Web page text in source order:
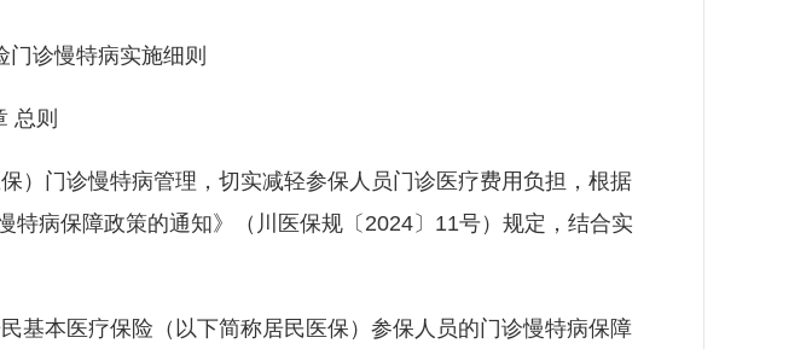
诊慢特病实施细则
总则
门诊慢特病管理，切实减轻参保人员门诊医疗费用负担，根据
特病保障政策的通知》（川医保规〔2024〕11号）规定，结合实
本医疗保险（以下简称居民医保）参保人员的门诊慢特病保障